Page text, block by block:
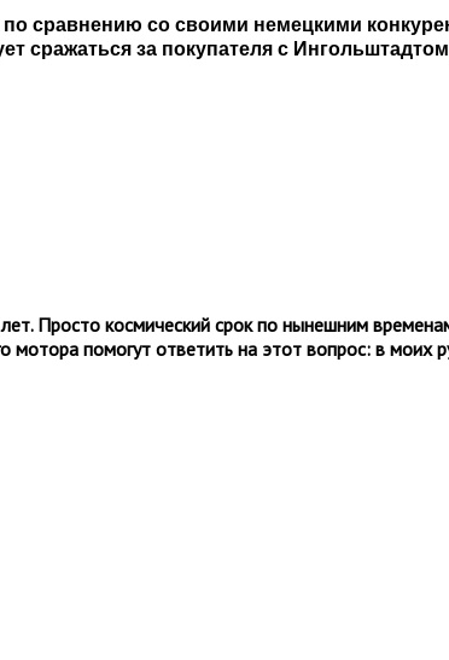
сравнению со своими немецкими
сражаться за покупателя с
Просто космический срок по нынешним
мотора помогут ответить на этот вопрос: в моих